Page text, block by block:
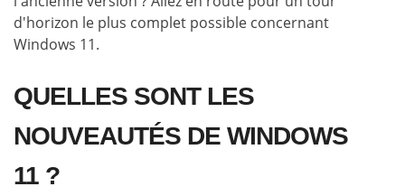
d'horizon le plus complet possible concernant
Windows 11.
QUELLES SONT LES
NOUVEAUTÉS DE WINDOWS
11 ?